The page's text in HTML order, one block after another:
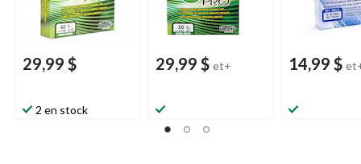
29,99 $
2 en stock
29,99 $ et+ 14,99 $